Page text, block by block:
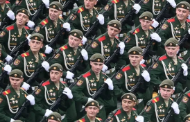
verlag
verlag
veranstaltungen
shop